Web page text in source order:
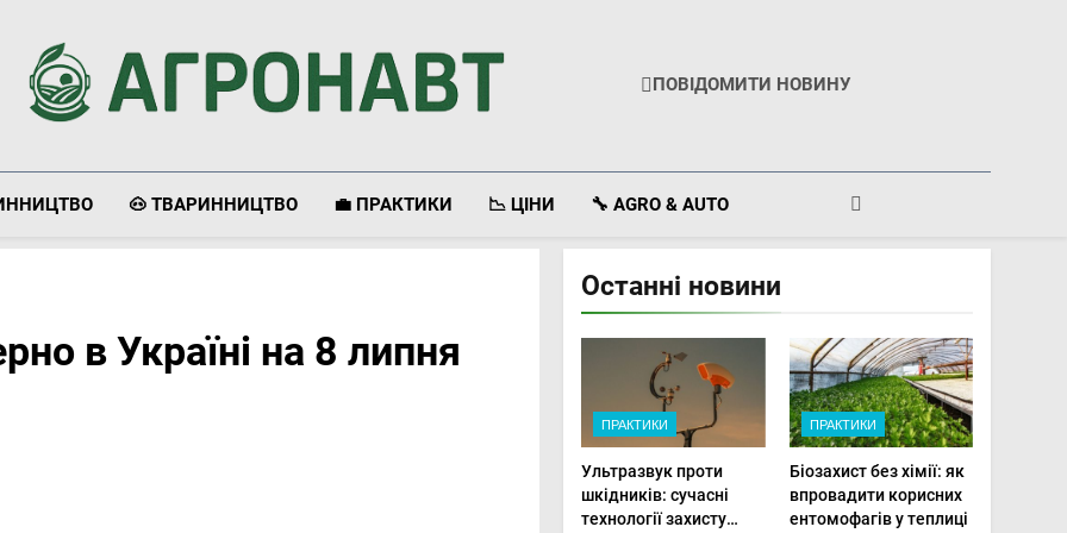
Агронавт
ПОВІДОМИТИ НОВИНУ
🐽 ТВАРИННИЦТВО 💼 ПРАКТИКИ 📉 ЦІНИ 🔧 AGRO & AUTO
в Україні на 8 липня
Останні новини
ПРАКТИКИ
Ультразвук проти
шкідників: сучасні
технології захисту
ПРАКТИКИ
Біозахист без хімії: як
впровадити корисних
ентомофагів у теплиці